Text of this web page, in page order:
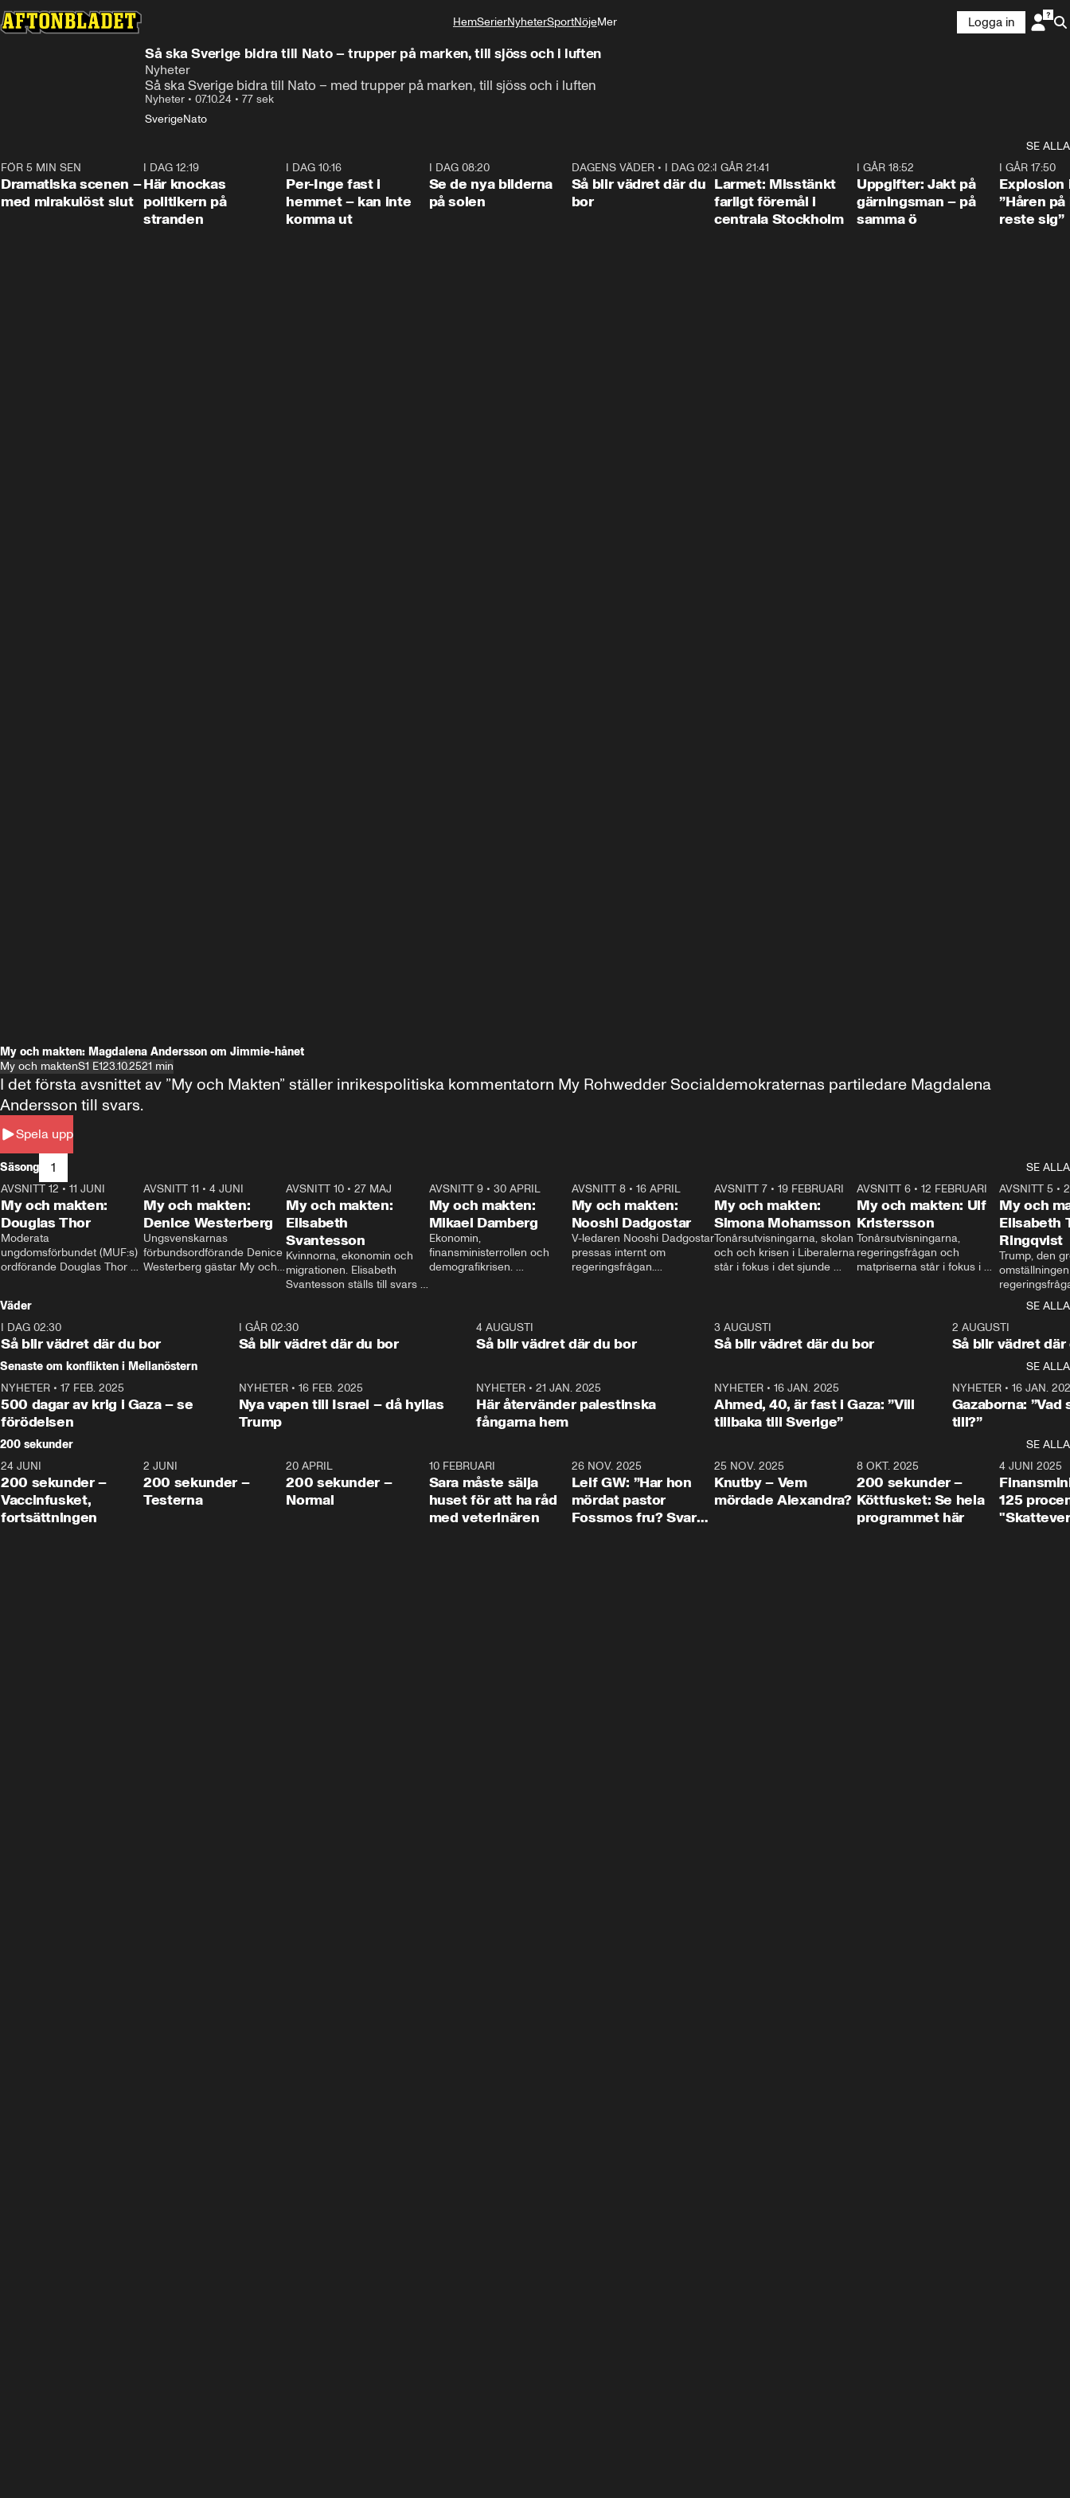
HemSerierNyheterSportNöjeMer
Livsstil
Logga in
Så ska Sverige bidra till Nato – trupper på marken, till sjöss och i luften
Nyheter
Så ska Sverige bidra till Nato – med trupper på marken, till sjöss och i luften
Nyheter • 07.10.24 • 77 sek
SverigeNato
SE ALLA
FÖR 5 MIN SEN
Dramatiska scenen –
med mirakulöst slut
I DAG 12:19
Här knockas
politikern på
stranden
I DAG 10:16
Per-Inge fast i
hemmet – kan inte
komma ut
I DAG 08:20
Se de nya bilderna
på solen
1:06
DAGENS VÄDER• I DAG 02:30
Så blir vädret där du
bor
I GÅR 21:41
Larmet: Misstänkt
farligt föremål i
centrala Stockholm
I GÅR 18:52
Uppgifter: Jakt på
gärningsman – på
samma ö
I GÅR 17:50
Explosion
”Håren
reste sig”
My och makten: Magdalena Andersson om Jimmie-hånet
My och maktenS1 E123.10.2521 min
Spela upp
I det första avsnittet av ”My och Makten” ställer inrikespolitiska kommentatorn My Rohwedder Socialdemokraternas partiledare Magdalena
Andersson till svars.
Säsong 1
SE ALLA
26:27
AVSNITT 12 • 11 JUNI
My och makten:
Douglas Thor
Moderata
ungdomsförbundet (MUF:s)
ordförande Douglas Thor
tonårsutvisningarna och hur
Moderaterna ska locka
väljare till valet i höst.
23:40
AVSNITT 11 •4 JUNI
My och makten:
Denice Westerberg
Ungsvenskarnas
förbundsordförande Denice
Westerberg gästar My och
AVSNITT 10 •27 MAJ
My och makten:
Elisabeth
Svantesson
Kvinnorna, ekonomin och
migrationen. Elisabeth
Svantesson ställs till svars
AVSNITT 9• 30 APRIL
My och makten:
Mikael Damberg
Ekonomin,
finansministerrollen och
demografikrisen.
och Makten.
AVSNITT 8• 16 APRIL
My och makten:
Nooshi Dadgostar
V-ledaren Nooshi Dadgostar
pressas internt om
regeringsfrågan.
– Vi ställer upp i val. Ska vi
vara med så sitter vi förstås
24:30
AVSNITT 7• 19 FEBRUARI
My och makten:
Simona Mohamsson
Tonårsutvisningarna, skolan
och och krisen i Liberalerna
står i fokus i det sjunde
kommentator My
Rohwedder ställer
utbildnings- och
Mohamsson till svars.
27:30
AVSNITT 6 •12 FEBRUARI
My och makten: Ulf
Kristersson
Tonårsutvisningarna,
regeringsfrågan och
matpriserna står i fokus i
Rohwedder ställer
statsminister Ulf Kristersson
AVSNITT 5 •
My och
Elisabeth
Ringqvist
Trump, den
centrum i
avsnittet av
Makten”. Se
Aftonbladets
Rohwedder
Thand Ring
Väder
SE ALLA
I DAG 02:30
Så blir vädret där du bor
1:06
I GÅR 02:30
Så blir vädret där du bor
4 AUGUSTI
Så blir vädret där du bor
3 AUGUSTI
Så blir vädret där du bor
2 AUGUSTI
Så blir vädret där
Senaste om konflikten i Mellanöstern
SE ALLA
NYHETER • 17 FEB. 2025
500 dagar av krig i Gaza – se
förödelsen
NYHETER• 16 FEB. 2025
Nya vapen till Israel – då hyllas
Trump
NYHETER •21 JAN. 2025
Här återvänder palestinska
fångarna hem
NYHETER• 16 JAN. 2025
Ahmed, 40, är fast i Gaza: ”Vill
tillbaka till Sverige”
NYHETER• 16 JAN.
Gazaborna:
till?”
200 sekunder
SE ALLA
5:00
24 JUNI
200 sekunder –
Vaccinfusket,
fortsättningen
4:23
2 JUNI
200 sekunder –
Testerna
20 APRIL
200 sekunder –
Normal
10 FEBRUARI
Sara måste sälja
huset för att ha råd
med veterinären
26 NOV. 2025
Leif GW: ”Har hon
mördat pastor
Fossmos fru? Svar
31:05
25 NOV. 2025
Knutby – Vem
mördade Alexandra?
4:29
8 OKT. 2025
200 sekunder –
Köttfusket: Se hela
programmet här
4 JUNI 2025
125